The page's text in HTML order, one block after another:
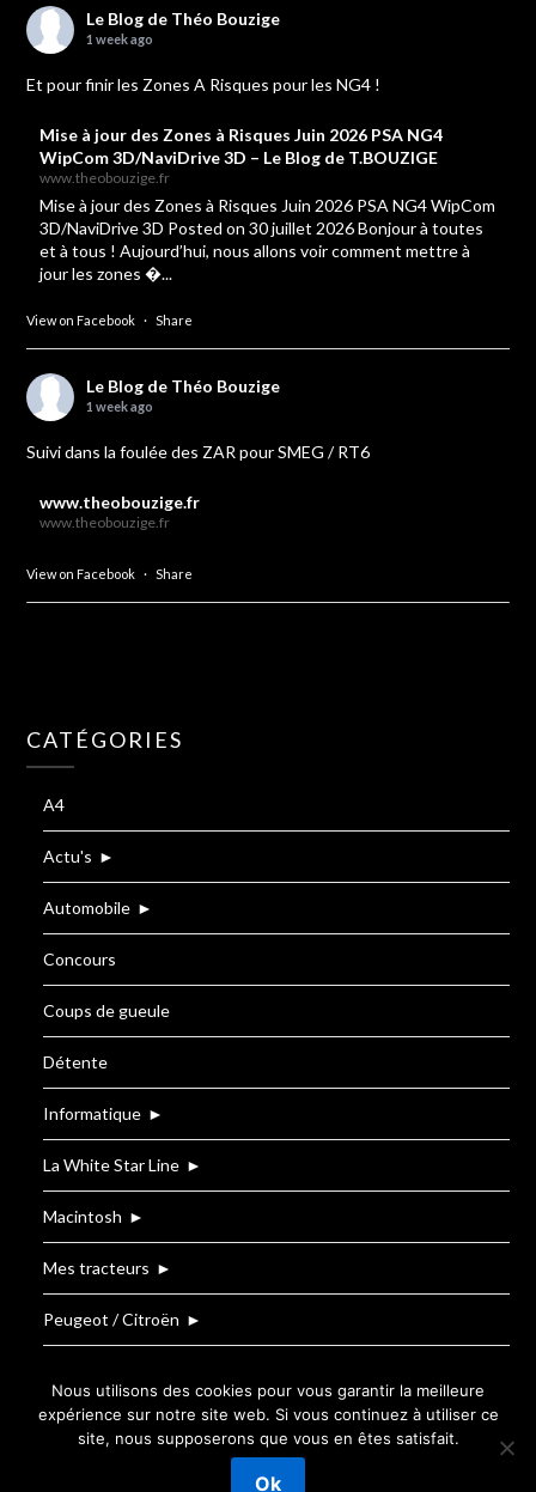
Le Blog de Théo Bouzige
1 week ago
Et pour finir les Zones A Risques pour les NG4 !
Mise à jour des Zones à Risques Juin 2026 PSA NG4
WipCom 3D/NaviDrive 3D – Le Blog de T.BOUZIGE
www.theobouzige.fr
Mise à jour des Zones à Risques Juin 2026 PSA NG4 WipCom
3D/NaviDrive 3D Posted on 30 juillet 2026 Bonjour à toutes
et à tous ! Aujourd’hui, nous allons voir comment mettre à
jour les zones �...
View on Facebook · Share
Le Blog de Théo Bouzige
1 week ago
Suivi dans la foulée des ZAR pour SMEG / RT6
www.theobouzige.fr
www.theobouzige.fr
View on Facebook · Share
CATÉGORIES
A4
Actu's ►
Automobile ►
Concours
Coups de gueule
Détente
Informatique ►
La White Star Line ►
Macintosh ►
Mes tracteurs ►
Peugeot / Citroën ►
©2026 Le Blog de T.BOUZIGE
Nous utilisons des cookies pour vous garantir la meilleure
expérience sur notre site web. Si vous continuez à utiliser ce
site, nous supposerons que vous en êtes satisfait.
Ok